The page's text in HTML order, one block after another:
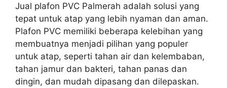
Jual plafon PVC Palmerah adalah solusi yang
tepat untuk atap yang lebih nyaman dan aman.
Plafon PVC memiliki beberapa kelebihan yang
membuatnya menjadi pilihan yang populer
untuk atap, seperti tahan air dan kelembaban,
tahan jamur dan bakteri, tahan panas dan
dingin, dan mudah dipasang dan dilepaskan.